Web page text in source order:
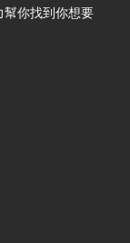
幫你找到你想要